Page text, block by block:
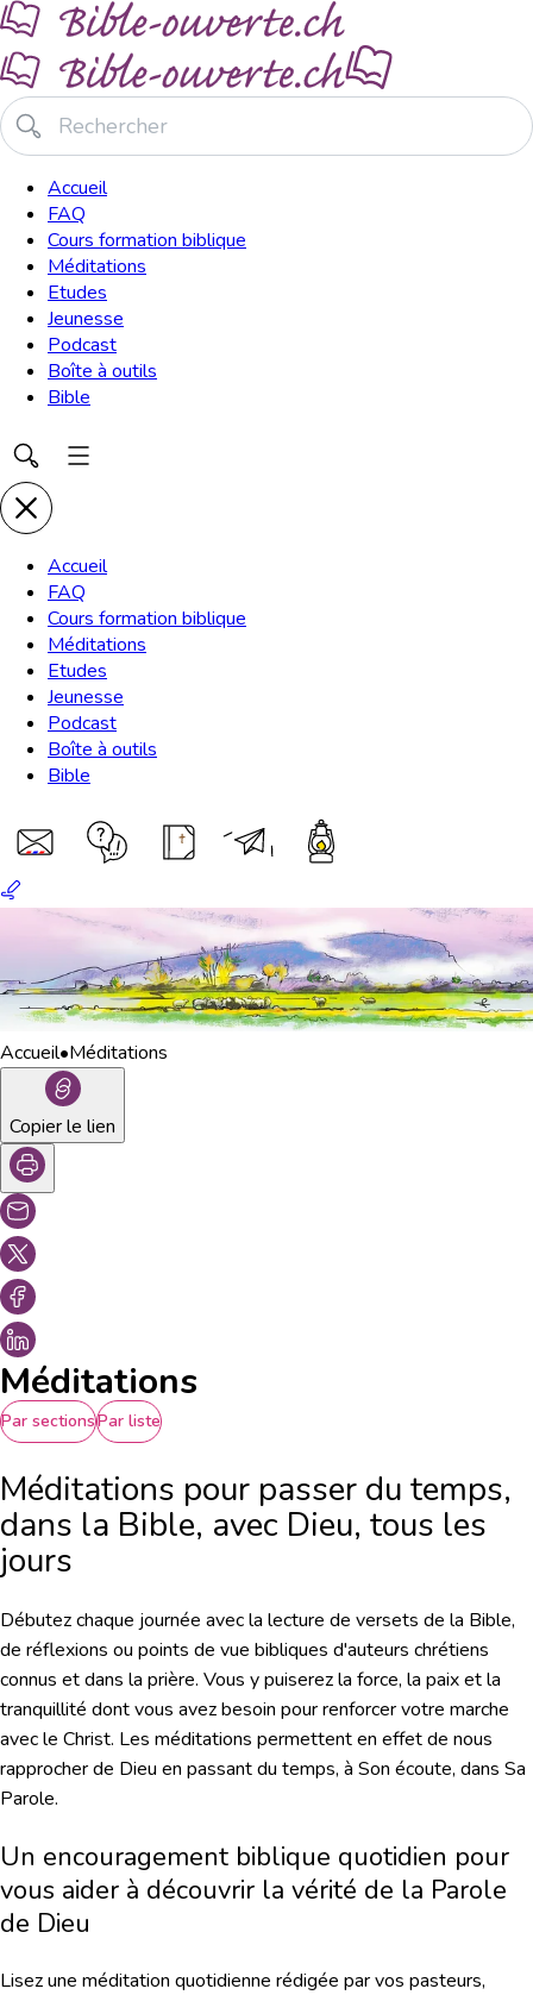
Accueil
FAQ
Cours formation biblique
Méditations
Etudes
Jeunesse
Podcast
Boîte à outils
Bible
Accueil
FAQ
Cours formation biblique
Méditations
Etudes
Jeunesse
Podcast
Boîte à outils
Bible
Accueil•Méditations
Copier le lien
Méditations
Par sectionsPar liste
Méditations pour passer du temps,
dans la Bible, avec Dieu, tous les
jours
Débutez chaque journée avec la lecture de versets de la Bible,
de réflexions ou points de vue bibliques d'auteurs chrétiens
connus et dans la prière. Vous y puiserez la force, la paix et la
tranquillité dont vous avez besoin pour renforcer votre marche
avec le Christ. Les méditations permettent en effet de nous
rapprocher de Dieu en passant du temps, à Son écoute, dans Sa
Parole.
Un encouragement biblique quotidien pour
vous aider à découvrir la vérité de la Parole
de Dieu
Lisez une méditation quotidienne rédigée par vos pasteurs,